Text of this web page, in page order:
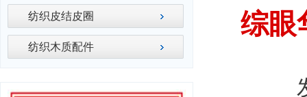
纺织皮结皮圈
纺织木质配件
综眼